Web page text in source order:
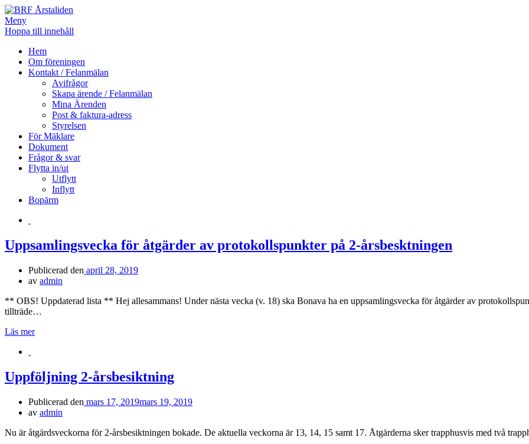
BRF Årstaliden
Meny
Hoppa till innehåll
Hem
Om föreningen
Kontakt / Felanmälan
Avifrågor
Skapa ärende / Felanmälan
Mina Ärenden
Post & faktura-adress
Styrelsen
För Mäklare
Dokument
Frågor & svar
Flytta in/ut
Utflytt
Inflytt
Bopärm
Uppsamlingsvecka för åtgärder av protokollspunkter på 2-årsbesktningen
Publicerad den april 28, 2019
av admin
** OBS! Uppdaterad lista ** Hej allesammans! Under nästa vecka (v. 18) ska Bonava ha en uppsamlingsvecka för åtgärder av
tillträde…
Läs mer
Uppföljning 2-årsbesiktning
Publicerad den mars 17, 2019mars 19, 2019
av admin
Nu är åtgärdsveckorna för 2-årsbesiktningen bokade. De aktuella veckorna är 13, 14, 15 samt 17. Åtgärderna sker trapphusvis med två